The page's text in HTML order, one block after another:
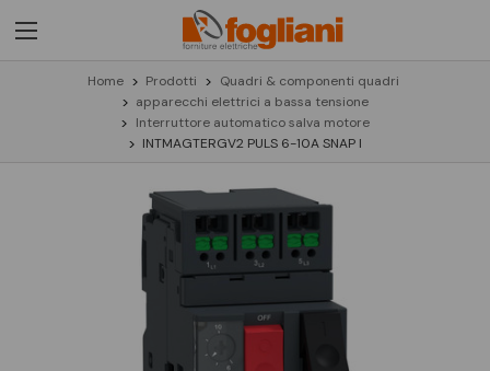
Home Prodotti
Quadri & componenti quadri
apparecchi elettrici a bassa tensione
Interruttore automatico salva motore
INTMAGTERGV2 PULS 6-10A SNAP I